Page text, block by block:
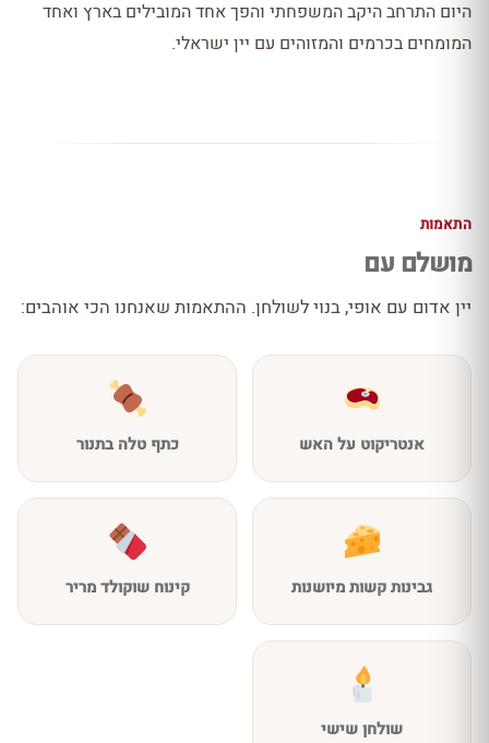
היום התרחב היקב המשפחתי והפך אחד המובילים בארץ ואחד
המומחים בכרמים והמזוהים עם יין ישראלי.
התאמות
מושלם עם
יין אדום עם אופי, בנוי לשולחן. ההתאמות שאנחנו הכי אוהבים:
אנטריקוט על האש כתף טלה בתנור
גבינות קשות מיושנות קינוח שוקולד מריר
שולחן שישי